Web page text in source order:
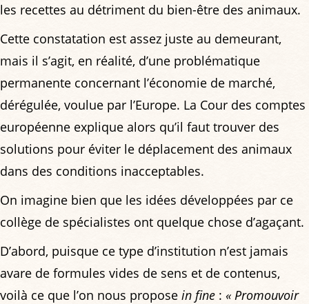
les recettes au détriment du bien-être des animaux.
Cette constatation est assez juste au demeurant,
mais il s’agit, en réalité, d’une problématique
permanente concernant l’économie de marché,
dérégulée, voulue par l’Europe. La Cour des comptes
européenne explique alors qu’il faut trouver des
solutions pour éviter le déplacement des animaux
dans des conditions inacceptables.
On imagine bien que les idées développées par ce
collège de spécialistes ont quelque chose d’agaçant.
D’abord, puisque ce type d’institution n’est jamais
avare de formules vides de sens et de contenus,
voilà ce que l’on nous propose in fine : « Promouvoir